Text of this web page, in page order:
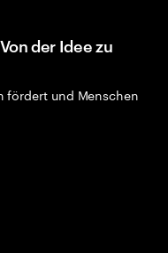
der Idee zu
fördert und Menschen